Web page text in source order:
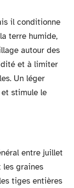
il conditionne
terre humide,
autour des
et à limiter
Un léger
stimule le
entre juillet
les graines
tiges entières